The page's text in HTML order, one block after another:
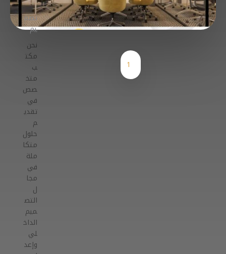
1
تصم
يم
نحن
مكت
ب
متخ
صص
في
تقدي
م
حلول
متكا
ملة
في
مجا
ل
التص
ميم
الداخ
لي
وإعد